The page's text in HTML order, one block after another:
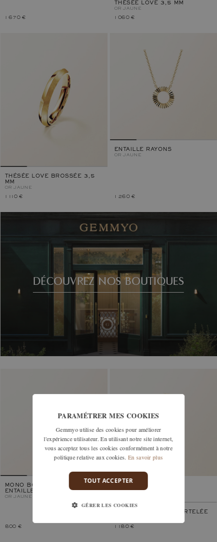
1 670 €
THÉSÉE LOVE 3,5 MM
OR JAUNE
1 060 €
THÉSÉE LOVE BROSSÉE 3,5
MM
OR JAUNE
1 110 €
ENTAILLE RAYONS
OR JAUNE
1 260 €
DÉCOUVREZ NOS BOUTIQUES
MONO BOUCLE D'OREILLE
ENTAILLE
OR JAUNE
800 €
ST-HONORÉ 3 MM MARTELÉE
1 180 €
PARAMÉTRER MES COOKIES
Gemmyo utilise des cookies pour améliorer
l'expérience utilisateur. En utilisant notre site internet,
vous acceptez tous les cookies conformément à notre
politique relative aux cookies. En savoir plus
TOUT ACCEPTER
GÉRER LES COOKIES